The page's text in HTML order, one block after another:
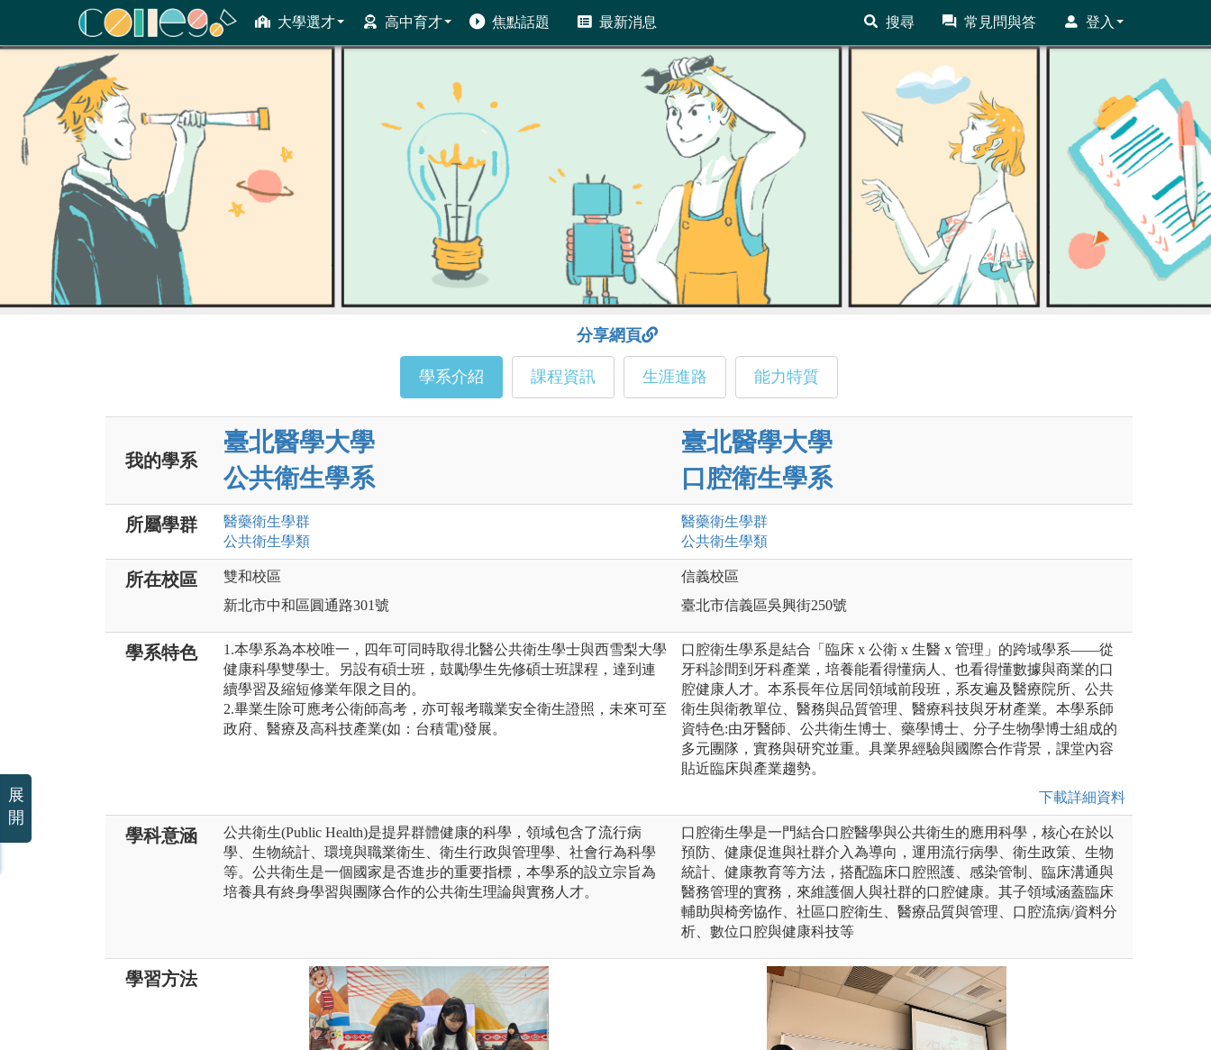
大學選才 高中育才 焦點話題 最新消息 搜尋 常見問與答 登入
ColleGo! 大學選才與高中育才輔助系統
分享網頁
學系介紹 課程資訊 生涯進路 能力特質
我的學系
臺北醫學大學
公共衛生學系
臺北醫學大學
口腔衛生學系
所屬學群 醫藥衛生學群
公共衛生學類
醫藥衛生學群
公共衛生學類
所在校區
雙和校區
新北市中和區圓通路301號
信義校區
臺北市信義區吳興街250號
學系特色
1.本學系為本校唯一，四年可同時取得北醫公共衛生學士與西雪梨大學
健康科學雙學士。另設有碩士班，鼓勵學生先修碩士班課程，達到連
續學習及縮短修業年限之目的。
2.畢業生除可應考公衛師高考，亦可報考職業安全衛生證照，未來可至
政府、醫療及高科技產業(如：台積電)發展。
口腔衛生學系是結合「臨床 x 公衛 x 生醫 x 管理」的跨域學系——從
牙科診間到牙科產業，培養能看得懂病人、也看得懂數據與商業的口
腔健康人才。本系長年位居同領域前段班，系友遍及醫療院所、公共
衛生與衛教單位、醫務與品質管理、醫療科技與牙材產業。本學系師
資特色:由牙醫師、公共衛生博士、藥學博士、分子生物學博士組成的
多元團隊，實務與研究並重。具業界經驗與國際合作背景，課堂內容
貼近臨床與產業趨勢。
下載詳細資料
學科意涵
公共衛生(Public Health)是提昇群體健康的科學，領域包含了流行病
學、生物統計、環境與職業衛生、衛生行政與管理學、社會行為科學
等。公共衛生是一個國家是否進步的重要指標，本學系的設立宗旨為
培養具有終身學習與團隊合作的公共衛生理論與實務人才。
口腔衛生學是一門結合口腔醫學與公共衛生的應用科學，核心在於以
預防、健康促進與社群介入為導向，運用流行病學、衛生政策、生物
統計、健康教育等方法，搭配臨床口腔照護、感染管制、臨床溝通與
醫務管理的實務，來維護個人與社群的口腔健康。其子領域涵蓋臨床
輔助與椅旁協作、社區口腔衛生、醫療品質與管理、口腔流病/資料分
析、數位口腔與健康科技等
學習方法
展
開